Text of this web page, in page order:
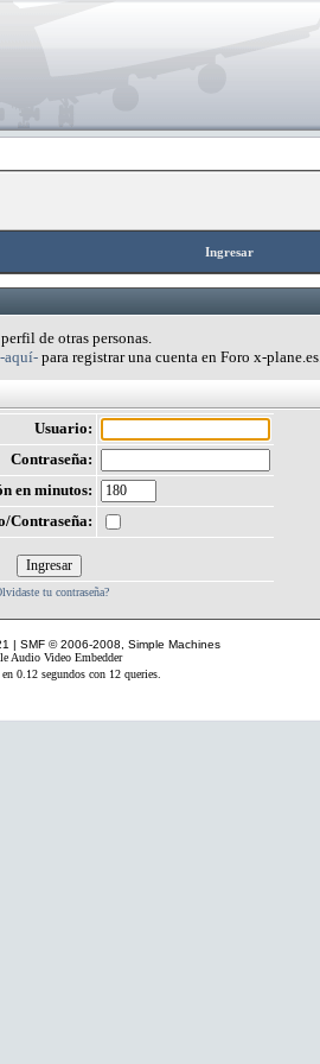
Ingresar
de otras personas.
-aquí-para registrar una cuenta en Foro x-plane.es.
Usuario:
Contraseña:
en minutos:
Contraseña:
tu contraseña?
| SMF © 2006-2008, Simple Machines
Audio Video Embedder
en 0.12 segundos con 12 queries.